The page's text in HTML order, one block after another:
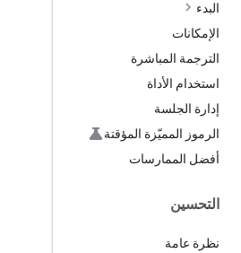
البدء
الإمكانات
الترجمة المباشرة
استخدام الأداة
إدارة الجلسة
الرموز المميّزة المؤقتة
أفضل الممارسات
التحسين
نظرة عامة